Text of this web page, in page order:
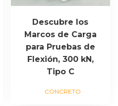
Descubre los
Marcos de Carga
para Pruebas de
Flexión, 300 kN,
Tipo C
CONCRETO